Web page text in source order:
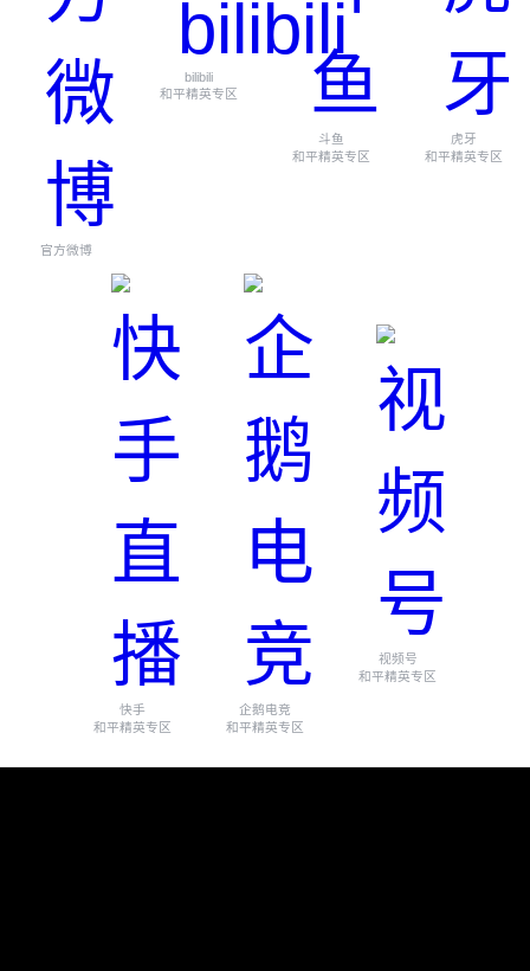
官方微博
bilibili
和平精英专区
斗鱼
和平精英专区
虎牙
和平精英专区
快手
和平精英专区
企鹅电竞
和平精英专区
视频号
和平精英专区